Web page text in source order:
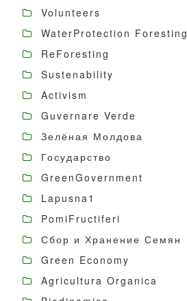
Volunteers
WaterProtection Foresting
ReForesting
Sustenability
Activism
Guvernare Verde
Зелёная Молдова
Государство
GreenGovernment
Lapusna1
PomiFructiferi
Сбор и Хранение Семян
Green Economy
Agricultura Organica